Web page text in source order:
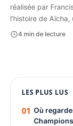
réalisée par
l’histoire de
4 min de lecture
PUBLICITÉ
LES PLUS LUS
01 Où